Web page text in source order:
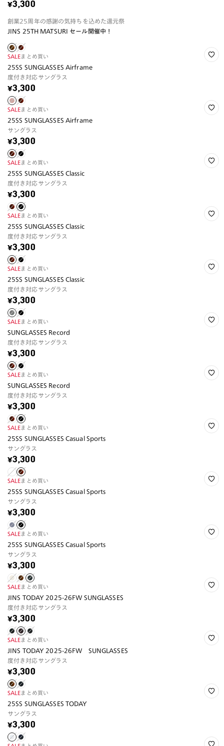
¥3,300
創業25周年の感謝の気持ちを込めた還元祭
JINS 25TH MATSURI セール開催中！
SALEまとめ買い
25SS SUNGLASSES Airframe
度付き対応サングラス
¥3,300
SALEまとめ買い
25SS SUNGLASSES Airframe
サングラス
¥3,300
SALEまとめ買い
25SS SUNGLASSES Classic
度付き対応サングラス
¥3,300
SALEまとめ買い
25SS SUNGLASSES Classic
度付き対応サングラス
¥3,300
SALEまとめ買い
25SS SUNGLASSES Classic
度付き対応サングラス
¥3,300
SALEまとめ買い
SUNGLASSES Record
度付き対応サングラス
¥3,300
SALEまとめ買い
SUNGLASSES Record
度付き対応サングラス
¥3,300
SALEまとめ買い
25SS SUNGLASSES Casual Sports
サングラス
¥3,300
SALEまとめ買い
25SS SUNGLASSES Casual Sports
サングラス
¥3,300
SALEまとめ買い
25SS SUNGLASSES Casual Sports
サングラス
¥3,300
SALEまとめ買い
JINS TODAY 2025-26FW SUNGLASSES
度付き対応サングラス
¥3,300
SALEまとめ買い
JINS TODAY 2025-26FW SUNGLASSES
度付き対応サングラス
¥3,300
SALEまとめ買い
25SS SUNGLASSES TODAY
サングラス
¥3,300